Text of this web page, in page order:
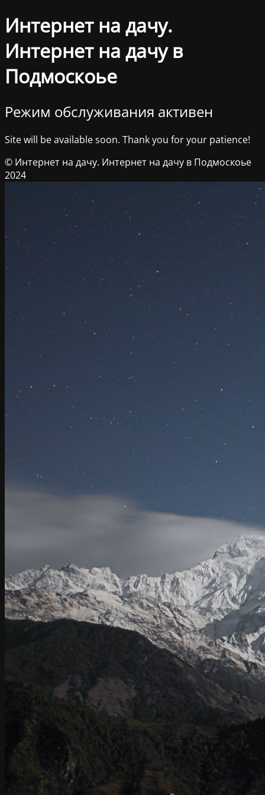
Интернет на дачу.
Интернет на дачу в
Подмоскоье
Режим обслуживания активен
Site will be available soon. Thank you for your patience!
© Интернет на дачу. Интернет на дачу в Подмоскоье
2024